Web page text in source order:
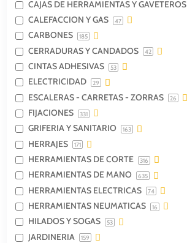
CAJAS DE HERRAMIENTAS Y GAVETEROS
CALEFACCION Y GAS 47
CARBONES 185
CERRADURAS Y CANDADOS 42
CINTAS ADHESIVAS 53
ELECTRICIDAD 29
ESCALERAS - CARRETAS - ZORRAS 26
FIJACIONES 331
GRIFERIA Y SANITARIO 163
HERRAJES 171
HERRAMIENTAS DE CORTE 316
HERRAMIENTAS DE MANO 635
HERRAMIENTAS ELECTRICAS 74
HERRAMIENTAS NEUMATICAS 16
HILADOS Y SOGAS 53
JARDINERIA 159